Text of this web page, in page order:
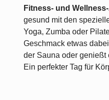
Fitness- und
gesund mit den
Yoga, Zumba oder
Geschmack etwas
der Sauna oder genießt
Ein perfekter Tag für